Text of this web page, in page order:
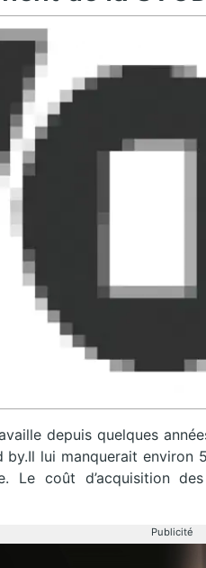
depuis quelques
lui manquerait environ
Le coût d’acquisition
Publicité